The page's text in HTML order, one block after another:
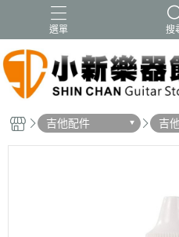
選單 搜
吉他配件 吉